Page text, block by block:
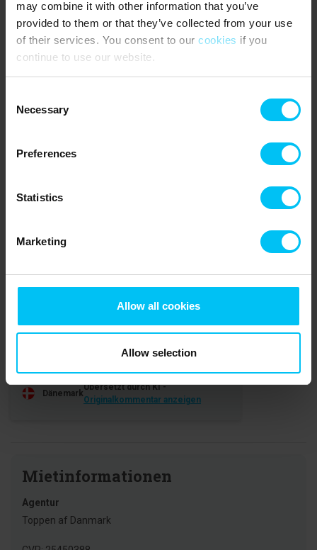
may combine it with other information that you’ve
provided to them or that they’ve collected from your use
of their services. You consent to our cookies if you
continue to use our website.
Selection
Necessary
Preferences
Statistics
Marketing
Allow all cookies
Allow selection
Sommerresidenz von König Christian X. und Königin Alexandrine),
etwa 1500 Meter entfernt.
Für einen unterhaltsamen Familienabend liegt das SkawBowling
und Restaurants. Im Skagen Bryghus sollten Sie unbedingt ein
gemütliche Restaurants und kleine Lokale in den historischen
Bindesbøll-Fischpackhäusern am Yachthafen, unter anderem das
4,5 • 2 Bewertungen
Maibritt Juul Holst
Juli 2026
Es gab keinen Parkplatz, obwohl uns zwei
Dänemark
Übersetzt durch KI -
Originalkommentar anzeigen
Mietinformationen
Agentur
Toppen af Danmark